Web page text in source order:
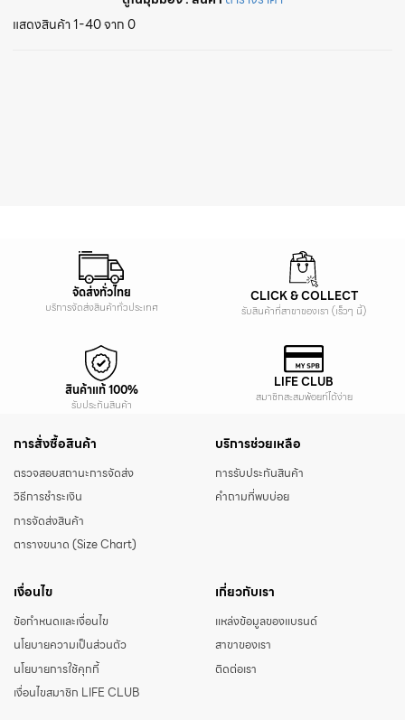
แสดงสินค้า 1-40 จาก 0
จัดส่งทั่วไทย
บริการจัดส่งสินค้าทั่วประเทศ
CLICK & COLLECT
รับสินค้าที่สาขาของเรา (เร็วๆ นี้)
สินค้าแท้ 100%
รับประกันสินค้า
LIFE CLUB
สมาชิกสะสมพ้อยท์ได้ง่าย
การสั่งซื้อสินค้า
ตรวจสอบสถานะการจัดส่ง
วิธีการชำระเงิน
การจัดส่งสินค้า
ตารางขนาด (Size Chart)
บริการช่วยเหลือ
การรับประกันสินค้า
คำถามที่พบบ่อย
เงื่อนไข
ข้อกำหนดและเงื่อนไข
นโยบายความเป็นส่วนตัว
นโยบายการใช้คุกกี้
เงื่อนไขสมาชิก LIFE CLUB
เกี่ยวกับเรา
แหล่งข้อมูลของแบรนด์
สาขาของเรา
ติดต่อเรา